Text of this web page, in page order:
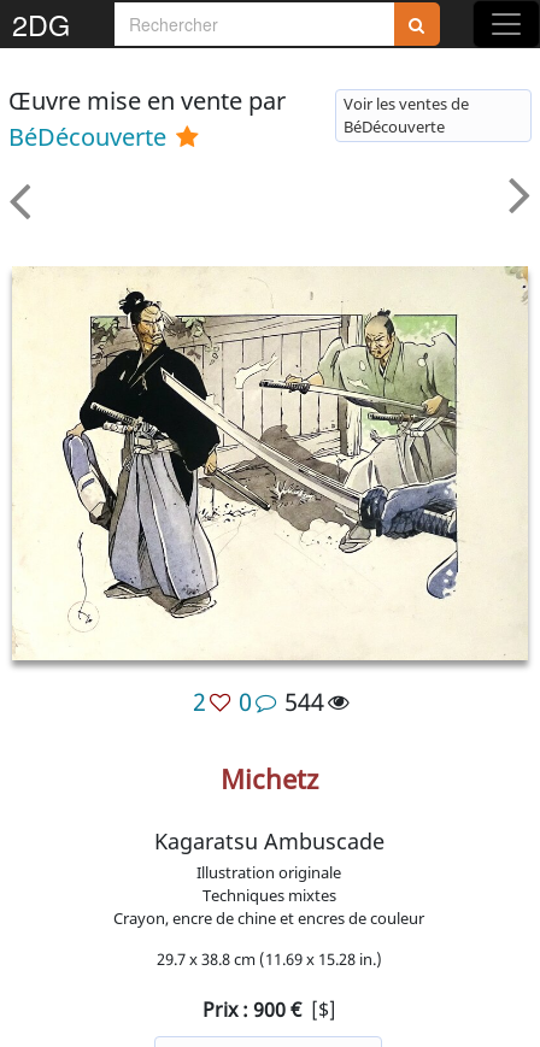
2DG
Œuvre mise en vente par
BéDécouverte
Voir les ventes de
BéDécouverte
2 0 544
Michetz
Kagaratsu Ambuscade
Illustration originale
Techniques mixtes
Crayon, encre de chine et encres de couleur
29.7 x 38.8 cm (11.69 x 15.28 in.)
Prix : 900 [$]